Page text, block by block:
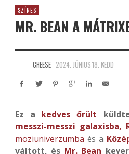
SZÍNES
MR. BEAN A
CHEESE 2024. JÚNIUS 18. KEDD
Ez a kedves őrült
messzi-messzi galaxisba,
moziuniverzumba és a
váltott, és Mr. Bean